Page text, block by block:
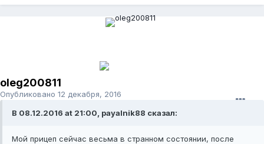
oleg200811
Опубликовано 12 декабря, 2016
В 08.12.2016 at 21:00, payalnik88 сказал:
Мой прицеп сейчас весьма в странном состоянии, после